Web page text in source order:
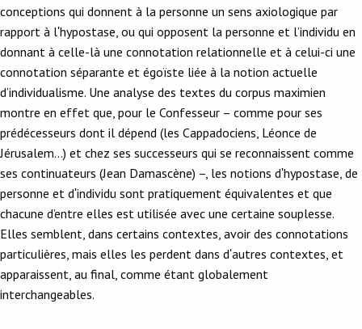
conceptions qui donnent à la personne un sens axiologique par
rapport à lʹhypostase, ou qui opposent la personne et l’individu en
donnant à celle-là une connotation relationnelle et à celui-ci une
connotation séparante et égoïste liée à la notion actuelle
d’individualisme. Une analyse des textes du corpus maximien
montre en effet que, pour le Confesseur – comme pour ses
prédécesseurs dont il dépend (les Cappadociens, Léonce de
Jérusalem...) et chez ses successeurs qui se reconnaissent comme
ses continuateurs (Jean Damascène) –, les notions dʹhypostase, de
personne et dʹindividu sont pratiquement équivalentes et que
chacune d’entre elles est utilisée avec une certaine souplesse.
Elles semblent, dans certains contextes, avoir des connotations
particulières, mais elles les perdent dans dʹautres contextes, et
apparaissent, au final, comme étant globalement
interchangeables.